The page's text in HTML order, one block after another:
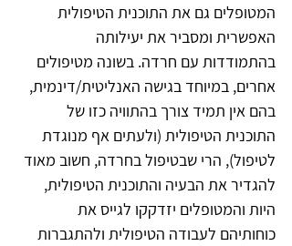
המטופלים גם את התוכנית הטיפולית
האפשרית ומסביר את יעילותה
בהתמודדות עם חרדה. בשונה מטיפולים
אחרים, במיוחד בגישה האנליטית/דינמית,
בהם אין תמיד צורך בהתוויה כזו של
התוכנית הטיפולית (ולעתים אף מנוגדת
לטיפול), הרי שבטיפול בחרדה, חשוב מאוד
להגדיר את הבעיה והתוכנית הטיפולית,
היות והמטופלים יזדקקו לגייס את
כוחותיהם לעבודה הטיפולית ולהתגברות